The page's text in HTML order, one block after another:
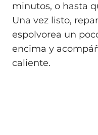
minutos, o hasta
Una vez listo,
espolvorea un
encima y
caliente.